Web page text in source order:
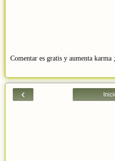
Comentar es gratis y aumenta karma
‹